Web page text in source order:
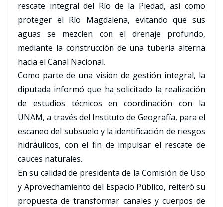
rescate integral del Río de la Piedad, así como
proteger el Río Magdalena, evitando que sus
aguas se mezclen con el drenaje profundo,
mediante la construcción de una tubería alterna
hacia el Canal Nacional.
Como parte de una visión de gestión integral, la
diputada informó que ha solicitado la realización
de estudios técnicos en coordinación con la
UNAM, a través del Instituto de Geografía, para el
escaneo del subsuelo y la identificación de riesgos
hidráulicos, con el fin de impulsar el rescate de
cauces naturales.
En su calidad de presidenta de la Comisión de Uso
y Aprovechamiento del Espacio Público, reiteró su
propuesta de transformar canales y cuerpos de